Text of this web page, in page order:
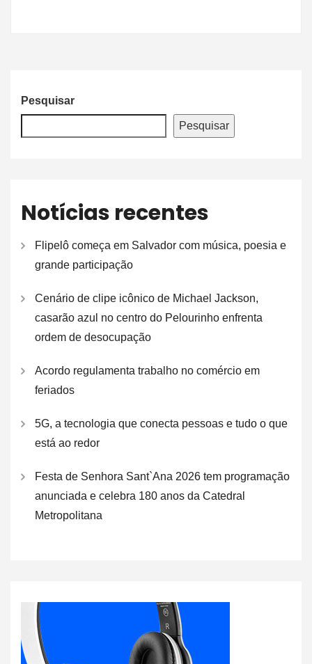
Pesquisar
Pesquisar
Notícias recentes
Flipelô começa em Salvador com música, poesia e
grande participação
Cenário de clipe icônico de Michael Jackson,
casarão azul no centro do Pelourinho enfrenta
ordem de desocupação
Acordo regulamenta trabalho no comércio em
feriados
5G, a tecnologia que conecta pessoas e tudo o que
está ao redor
Festa de Senhora Sant`Ana 2026 tem programação
anunciada e celebra 180 anos da Catedral
Metropolitana